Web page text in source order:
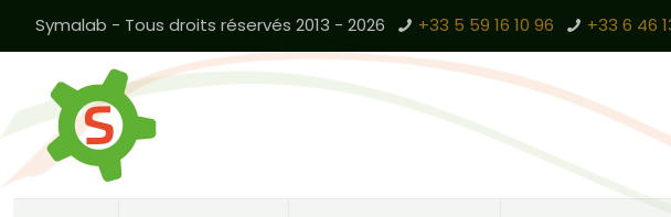
Symalab - Tous droits réservés 2013 - 2026 +33 5 59 16 10 96 +33 6 46